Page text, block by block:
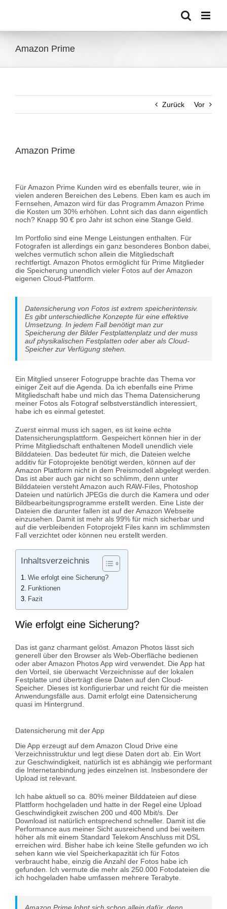
Amazon Prime
Zurück Vor
Amazon Prime
Bild
Für Amazon Prime Kunden wird es ebenfalls teurer, wie in
vielen anderen Bereichen des Lebens. Eben kam es auch im
Fernsehen, Amazon wird für das Programm Amazon Prime
die Kosten um 30% erhöhen. Lohnt sich das dann eigentlich
noch? Knapp 90 € pro Jahr ist schon eine Stange Geld.
Im Portfolio sind eine Menge Leistungen enthalten. Für
Fotografen ist allerdings ein ganz besonderes Bonbon dabei,
welches vermutlich schon allein die Mitgliedschaft
rechtfertigt. Amazon Photos ermöglicht für Prime Mitglieder
die Speicherung unendlich vieler Fotos auf der Amazon
eigenen Cloud-Plattform.
Datensicherung von Fotos ist extrem speicherintensiv.
Es gibt unterschiedliche Konzepte für eine effektive
Umsetzung. In jedem Fall benötigt man zur
Speicherung der Bilder Festplattenplatz und der muss
auf physikalischen Festplatten oder aber als Cloud-
Speicher zur Verfügung stehen.
Ein Mitglied unserer Fotogruppe brachte das Thema vor
einiger Zeit auf die Agenda. Da ich ebenfalls eine Prime
Mitgliedschaft habe und mich das Thema Datensicherung
meiner Fotos als Fotograf selbstverständlich interessiert,
habe ich es einmal getestet.
Zuerst einmal muss ich sagen, es ist keine echte
Datensicherungsplattform. Gespeichert können hier in der
Prime Mitgliedschaft enthaltenen Modell unendlich viele
Bilddateien. Das bedeutet für mich, die Dateien welche
additiv für Fotoprojekte benötigt werden, können auf der
Amazon Plattform nicht in dem Preismodell abgelegt werden.
Das ist aber auch gar nicht so schlimm, denn unter
Bilddateien versteht Amazon auch RAW-Files, Photoshop
Dateien und natürlich JPEGs die durch die Kamera und oder
Bildbearbeitungsprogramme erstellt werden. Eine Liste der
Dateien die darunter fallen ist auf der Amazon Webseite
einzusehen. Damit ist mehr als 99% für mich sicherbar und
auf die verbleibenden Fotoprojekt Files kann im schlimmsten
Fall verzichtet oder können neu erstellt werden.
Inhaltsverzeichnis
Wie erfolgt eine Sicherung?
Funktionen
Fazit
Wie erfolgt eine Sicherung?
Das ist ganz charmant gelöst. Amazon Photos lässt sich
generell über den Browser als Web-Oberfläche bedienen
oder aber Amazon Photos App wird verwendet. Die App hat
den Vorteil, sie überwacht Verzeichnisse auf der lokalen
Festplatte und überträgt diese Daten auf den Cloud-
Speicher. Dieses ist konfigurierbar und reicht für die meisten
Anwendungsfälle aus. Damit erfolgt eine Datensicherung
quasi im Hintergrund.
Datensicherung mit der App
Die App erzeugt auf dem Amazon Cloud Drive eine
Verzeichnisstruktur und legt diese Daten dort ab. Ein Wort
zur Geschwindigkeit, natürlich ist es abhängig wie performant
die Internetanbindung jedes einzelnen ist. Insbesondere der
Upload ist relevant.
Ich habe aktuell so ca. 80% meiner Bilddateien auf diese
Plattform hochgeladen und hatte in der Regel eine Upload
Geschwindigkeit zwischen 200 und 400 Mbit/s. Der
Download ist natürlich entsprechend schneller. Damit ist die
Performance aus meiner Sicht ausreichend und bei weitem
höher als mit einem Standard Telekom Anschluss mit DSL
erreichen wird. Bisher habe ich keine Stelle gefunden wo ich
sehen kann wie viel Speicherkapazität ich für Fotos
verbraucht habe, einzig die Anzahl der Fotos habe ich
gefunden. Ich vermute die mehr als 250.000 Fotodateien die
ich hochgeladen habe umfassen mehrere Terabyte.
Amazon Prime lohnt sich schon allein dafür, denn